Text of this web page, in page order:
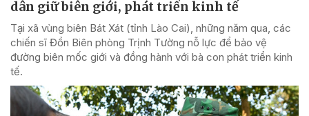
dân giữ biên giới, phát triển kinh tế
Tại xã vùng biên Bát Xát (tỉnh Lào Cai), những năm qua, các
chiến sĩ Đồn Biên phòng Trịnh Tường nỗ lực để bảo vệ
đường biên mốc giới và đồng hành với bà con phát triển kinh
tế.